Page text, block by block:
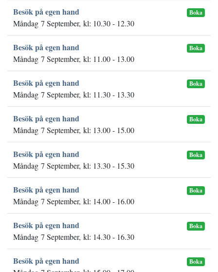
Besök på egen hand Boka
Måndag 7 September, kl: 10.30 - 12.30
Besök på egen hand Boka
Måndag 7 September, kl: 11.00 - 13.00
Besök på egen hand Boka
Måndag 7 September, kl: 11.30 - 13.30
Besök på egen hand Boka
Måndag 7 September, kl: 13.00 - 15.00
Besök på egen hand Boka
Måndag 7 September, kl: 13.30 - 15.30
Besök på egen hand Boka
Måndag 7 September, kl: 14.00 - 16.00
Besök på egen hand Boka
Måndag 7 September, kl: 14.30 - 16.30
Besök på egen hand Boka